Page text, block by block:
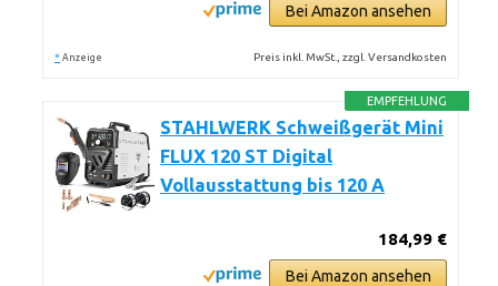
Bei Amazon ansehen
* Anzeige Preis inkl. MwSt., zzgl. Versandkosten
EMPFEHLUNG
STAHLWERK Schweißgerät Mini
FLUX 120 ST Digital
Vollausstattung bis 120 A
184,99 €
Bei Amazon ansehen